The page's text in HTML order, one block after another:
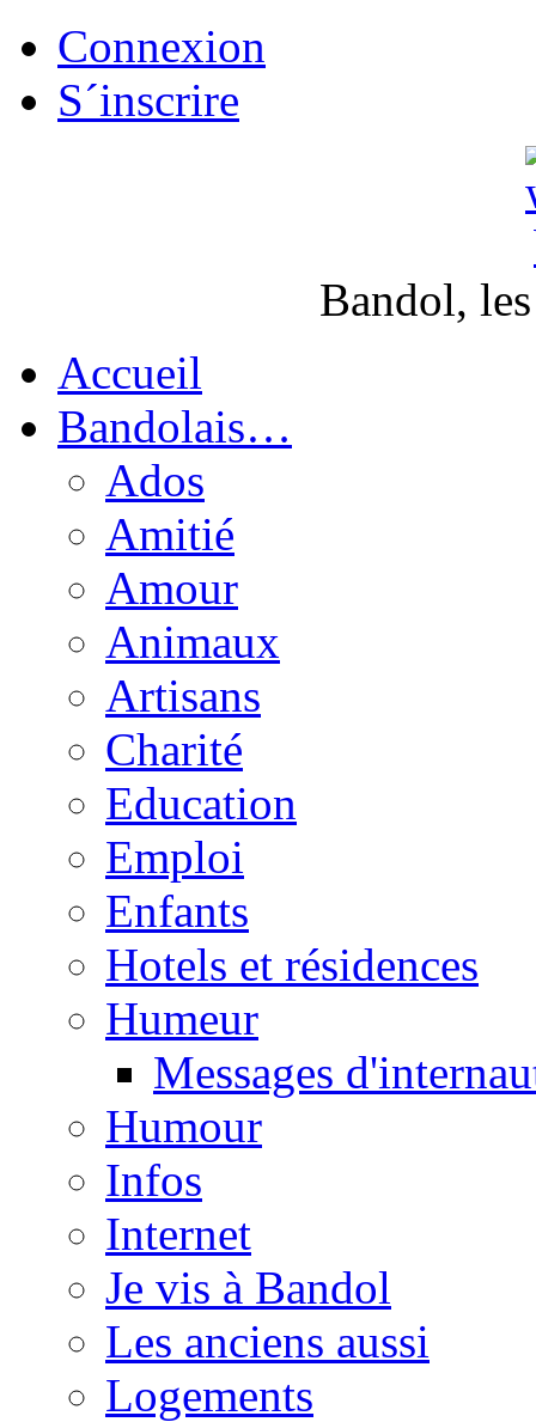
Connexion
S´inscrire
Bandol,
Accueil
Bandolais…
Ados
Amitié
Amour
Animaux
Artisans
Charité
Education
Emploi
Enfants
Hotels et résidences
Humeur
Messages
Humour
Infos
Internet
Je vis à Bandol
Les anciens aussi
Logements